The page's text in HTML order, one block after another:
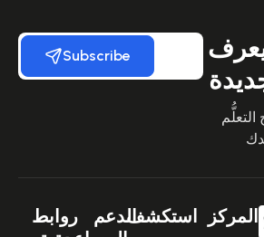
Subscribe
المركز استكشفالدعم
روابط